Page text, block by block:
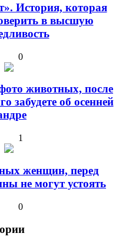
История, которая
в высшую
0
животных, после
забудете об осенней
1
женщин, перед
не могут устоять
0